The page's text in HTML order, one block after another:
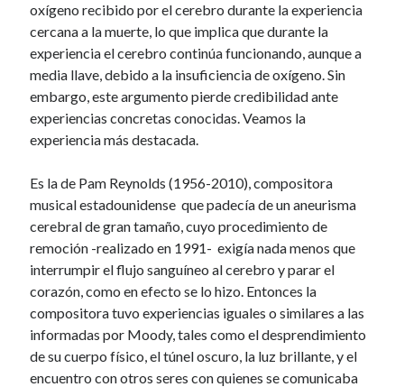
oxígeno recibido por el cerebro durante la experiencia
cercana a la muerte, lo que implica que durante la
experiencia el cerebro continúa funcionando, aunque a
media llave, debido a la insuficiencia de oxígeno. Sin
embargo, este argumento pierde credibilidad ante
experiencias concretas conocidas. Veamos la
experiencia más destacada.
Es la de Pam Reynolds (1956-2010), compositora
musical estadounidense que padecía de un aneurisma
cerebral de gran tamaño, cuyo procedimiento de
remoción -realizado en 1991- exigía nada menos que
interrumpir el flujo sanguíneo al cerebro y parar el
corazón, como en efecto se lo hizo. Entonces la
compositora tuvo experiencias iguales o similares a las
informadas por Moody, tales como el desprendimiento
de su cuerpo físico, el túnel oscuro, la luz brillante, y el
encuentro con otros seres con quienes se comunicaba